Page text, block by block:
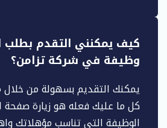
كيف يمكنني التقدم
وظيفة في شركة تزامن؟
يمكنك التقديم بسهولة من خلال
كل ما عليك فعله هو زيارة صفحة
الوظيفة التي تناسب مؤهلاتك